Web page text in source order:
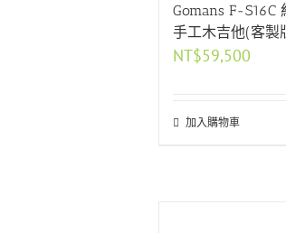
Gomans F-S16C
手工木吉他(客製
NT$59,500
加入購物車